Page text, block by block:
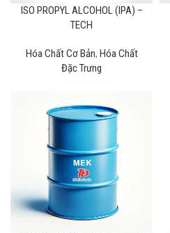
ISO PROPYL ALCOHOL (IPA) –
TECH
Hóa Chất Cơ Bản, Hóa Chất
Đặc Trưng